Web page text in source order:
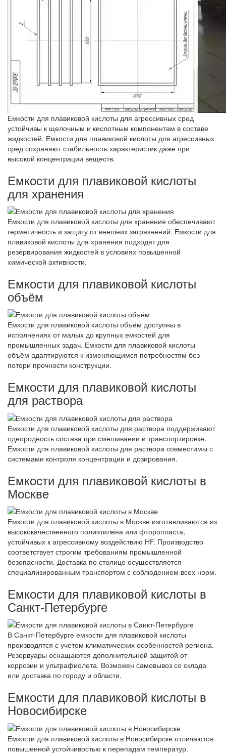
Емкости для плавиковой кислоты для агрессивных сред
устойчивы к щелочным и кислотным компонентам в составе
жидкостей. Емкости для плавиковой кислоты для агрессивных
сред сохраняют стабильность характеристик даже при
высокой концентрации веществ.
Емкости для плавиковой кислоты
для хранения
Емкости для плавиковой кислоты для хранения обеспечивают
герметичность и защиту от внешних загрязнений. Емкости для
плавиковой кислоты для хранения подходят для
резервирования жидкостей в условиях повышенной
химической активности.
Емкости для плавиковой кислоты
объём
Емкости для плавиковой кислоты объём доступны в
исполнениях от малых до крупных емкостей для
промышленных задач. Емкости для плавиковой кислоты
объём адаптируются к изменяющимся потребностям без
потери прочности конструкции.
Емкости для плавиковой кислоты
для раствора
Емкости для плавиковой кислоты для раствора поддерживают
однородность состава при смешивании и транспортировке.
Емкости для плавиковой кислоты для раствора совместимы с
системами контроля концентрации и дозирования.
Емкости для плавиковой кислоты в
Москве
Емкости для плавиковой кислоты в Москве изготавливаются из
высококачественного полиэтилена или фторопласта,
устойчивых к агрессивному воздействию HF. Производство
соответствует строгим требованиям промышленной
безопасности. Доставка по столице осуществляется
специализированным транспортом с соблюдением всех норм.
Емкости для плавиковой кислоты в
Санкт-Петербурге
В Санкт-Петербурге емкости для плавиковой кислоты
производятся с учетом климатических особенностей региона.
Резервуары оснащаются дополнительной защитой от
коррозии и ультрафиолета. Возможен самовывоз со склада
или доставка по городу и области.
Емкости для плавиковой кислоты в
Новосибирске
Емкости для плавиковой кислоты в Новосибирске отличаются
повышенной устойчивостью к перепадам температур.